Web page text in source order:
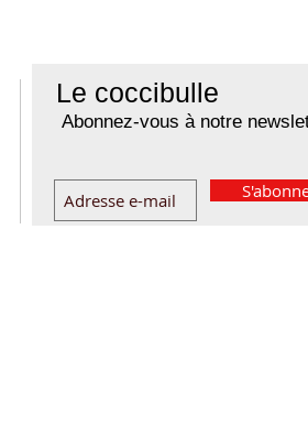
Le coccibulle
Abonnez-vous à notre